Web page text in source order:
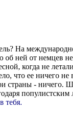
На
ней от немцев
когда не
что ее ничего
страны - ничего.
тебя.